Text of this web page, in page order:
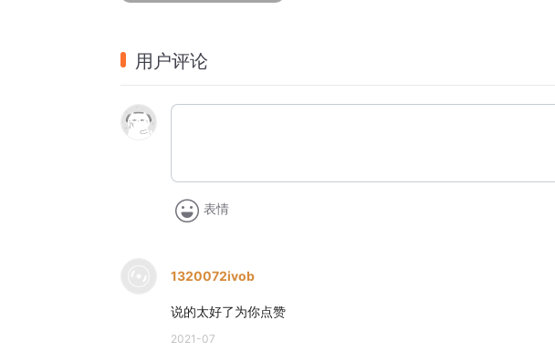
用户评论
表情
1320072ivob
说的太好了为你点赞
2021-07